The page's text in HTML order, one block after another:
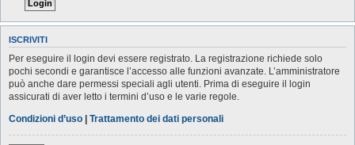
ISCRIVITI
Per eseguire il login devi essere registrato. La registrazione richiede solo
pochi secondi e garantisce l’accesso alle funzioni avanzate. L’amministratore
può anche dare permessi speciali agli utenti. Prima di eseguire il login
assicurati di aver letto i termini d’uso e le varie regole.
Condizioni d’uso | Trattamento dei dati personali